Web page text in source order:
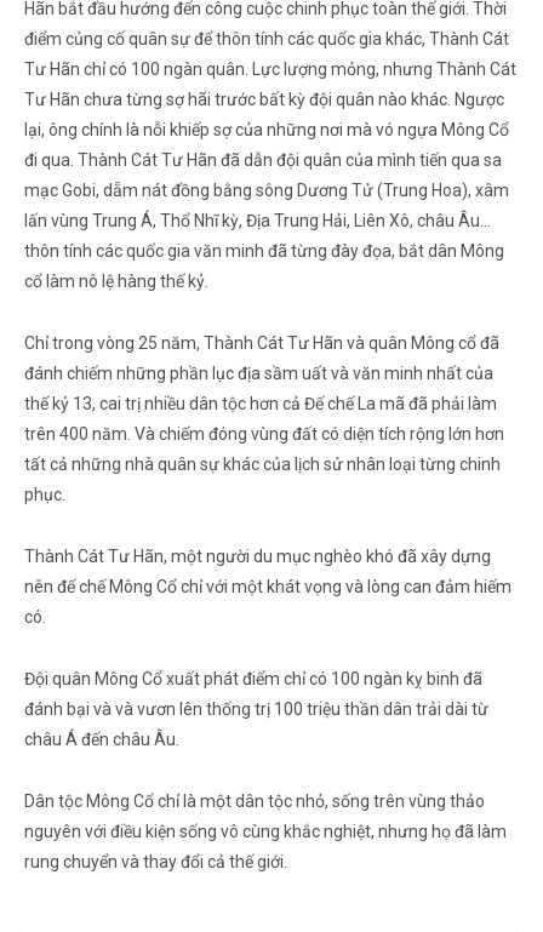
Hãn bắt đầu hướng đến công cuộc chinh phục toàn thế giới. Thời
điểm củng cố quân sự để thôn tính các quốc gia khác, Thành Cát
Tư Hãn chỉ có 100 ngàn quân. Lực lượng mỏng, nhưng Thành Cát
Tư Hãn chưa từng sợ hãi trước bất kỳ đội quân nào khác. Ngược
lại, ông chính là nỗi khiếp sợ của những nơi mà vó ngựa Mông Cổ
đi qua. Thành Cát Tư Hãn đã dẫn đội quân của mình tiến qua sa
mạc Gobi, dẵm nát đồng bằng sông Dương Tử (Trung Hoa), xâm
lấn vùng Trung Á, Thổ Nhĩ kỳ, Địa Trung Hải, Liên Xô, châu Âu…
thôn tính các quốc gia văn minh đã từng đày đọa, bắt dân Mông
cổ làm nô lệ hàng thế kỷ.
Chỉ trong vòng 25 năm, Thành Cát Tư Hãn và quân Mông cổ đã
đánh chiếm những phần lục địa sầm uất và văn minh nhất của
thế kỷ 13, cai trị nhiều dân tộc hơn cả Đế chế La mã đã phải làm
trên 400 năm. Và chiếm đóng vùng đất có diện tích rộng lớn hơn
tất cả những nhà quân sự khác của lịch sử nhân loại từng chinh
phục.
Thành Cát Tư Hãn, một người du mục nghèo khó đã xây dựng
nên đế chế Mông Cổ chỉ với một khát vọng và lòng can đảm hiếm
có.
Đội quân Mông Cổ xuất phát điểm chỉ có 100 ngàn kỵ binh đã
đánh bại và và vươn lên thống trị 100 triệu thần dân trải dài từ
châu Á đến châu Âu.
Dân tộc Mông Cổ chỉ là một dân tộc nhỏ, sống trên vùng thảo
nguyên với điều kiện sống vô cùng khắc nghiệt, nhưng họ đã làm
rung chuyển và thay đổi cả thế giới.